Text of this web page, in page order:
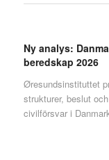
Ny analys:
beredskap 2026
Øresundsinstituttet
strukturer, beslut
civilförsvar i